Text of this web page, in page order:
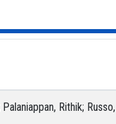
Rithik;